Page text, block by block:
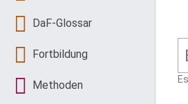
DaF-Glossar
Fortbildung
Methoden